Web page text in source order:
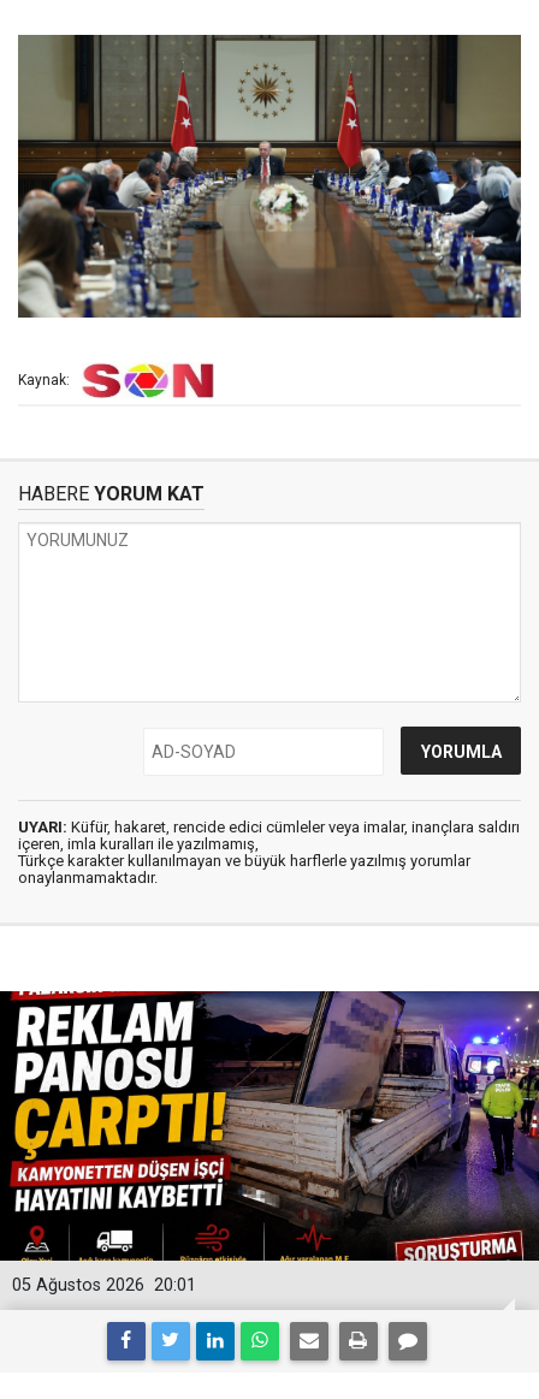
Kaynak:
HABERE YORUM KAT
UYARI: Küfür, hakaret, rencide edici cümleler veya imalar, inançlara saldırı
içeren, imla kuralları ile yazılmamış,
Türkçe karakter kullanılmayan ve büyük harflerle yazılmış yorumlar
onaylanmamaktadır.
20:01
05 Ağustos 2026